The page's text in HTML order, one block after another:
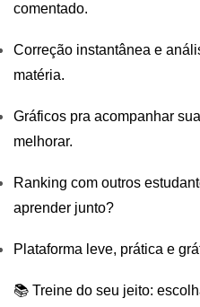
comentado.
Correção instantânea e
matéria.
Gráficos pra acompanhar
melhorar.
Ranking com outros
aprender junto?
Plataforma leve, prática e
📚 Treine do seu jeito: